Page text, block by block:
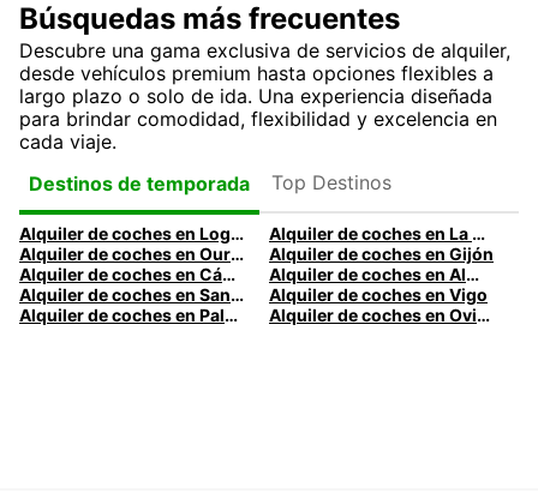
Búsquedas más frecuentes
Descubre una gama exclusiva de servicios de alquiler,
desde vehículos premium hasta opciones flexibles a
largo plazo o solo de ida. Una experiencia diseñada
para brindar comodidad, flexibilidad y excelencia en
cada viaje.
Destinos de temporada
Top Destinos
Alquiler de coches en Logroño
Alquiler de coches en La Coruña
Alquiler de coches en Ourense
Alquiler de coches en Gijón
Alquiler de coches en Cádiz
Alquiler de coches en Almería
Alquiler de coches en Santander
Alquiler de coches en Vigo
Alquiler de coches en Palma
Alquiler de coches en Oviedo